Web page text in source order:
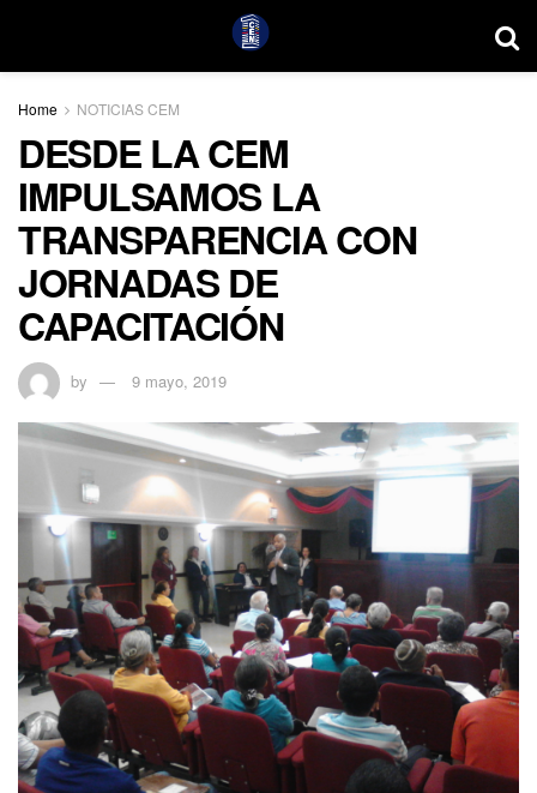
Home NOTICIAS CEM
DESDE LA CEM
IMPULSAMOS LA
TRANSPARENCIA CON
JORNADAS DE
CAPACITACIÓN
by 9 mayo, 2019